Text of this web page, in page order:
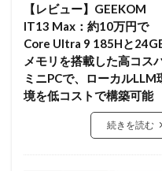
【レビュー】GEEKOM
IT13 Max：約10万円で
Core Ultra 9 185Hと
メモリを搭載した高コス
ミニPCで、ローカルLLM
境を低コストで構築可能
続きを読む